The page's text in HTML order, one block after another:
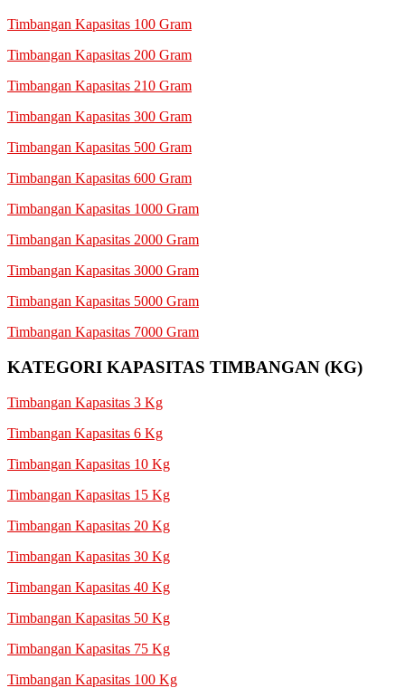
Timbangan Kapasitas 100 Gram
Timbangan Kapasitas 200 Gram
Timbangan Kapasitas 210 Gram
Timbangan Kapasitas 300 Gram
Timbangan Kapasitas 500 Gram
Timbangan Kapasitas 600 Gram
Timbangan Kapasitas 1000 Gram
Timbangan Kapasitas 2000 Gram
Timbangan Kapasitas 3000 Gram
Timbangan Kapasitas 5000 Gram
Timbangan Kapasitas 7000 Gram
KATEGORI KAPASITAS TIMBANGAN (KG)
Timbangan Kapasitas 3 Kg
Timbangan Kapasitas 6 Kg
Timbangan Kapasitas 10 Kg
Timbangan Kapasitas 15 Kg
Timbangan Kapasitas 20 Kg
Timbangan Kapasitas 30 Kg
Timbangan Kapasitas 40 Kg
Timbangan Kapasitas 50 Kg
Timbangan Kapasitas 75 Kg
Timbangan Kapasitas 100 Kg